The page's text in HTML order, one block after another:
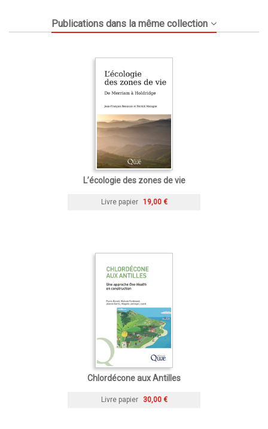
Publications dans la même collection
L’écologie des zones de vie
Livre papier 19,00 €
Chlordécone aux Antilles
Livre papier 30,00 €